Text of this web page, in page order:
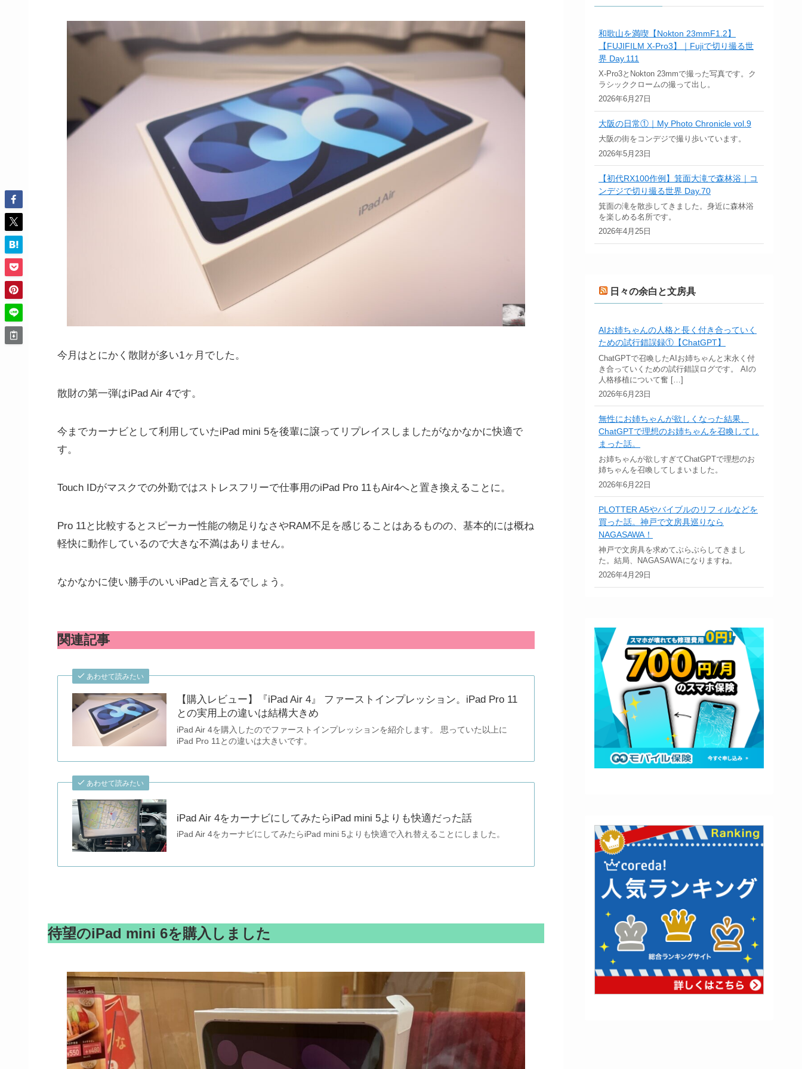
今月はとにかく散財が多い1ヶ月でした。
散財の第一弾はiPad Air 4です。
今までカーナビとして利用していたiPad mini 5を後輩に譲ってリプレイスしましたがなかなかに快適で
す。
Touch IDがマスクでの外勤ではストレスフリーで仕事用のiPad Pro 11もAir4へと置き換えることに。
Pro 11と比較するとスピーカー性能の物足りなさやRAM不足を感じることはあるものの、基本的には概ね
軽快に動作しているので大きな不満はありません。
なかなかに使い勝手のいいiPadと言えるでしょう。
関連記事
あわせて読みたい
【購入レビュー】『iPad Air 4』 ファーストインプレッション。iPad Pro 11
との実用上の違いは結構大きめ
iPad Air 4を購入したのでファーストインプレッションを紹介します。 思っていた以上に
iPad Pro 11との違いは大きいです。
あわせて読みたい
iPad Air 4をカーナビにしてみたらiPad mini 5よりも快適だった話
iPad Air 4をカーナビにしてみたらiPad mini 5よりも快適で入れ替えることにしました。
待望のiPad mini 6を購入しました
和歌山を満喫【Nokton 23mmF1.2】
【FUJIFILM X-Pro3】｜Fujiで切り撮る世
界 Day.111
2026年6月27日
X-Pro3とNokton 23mmで撮った写真です。ク
ラシッククロームの撮って出し。
大阪の日常①｜My Photo Chronicle vol.9
2026年5月23日
大阪の街をコンデジで撮り歩いています。
【初代RX100作例】箕面大滝で森林浴｜コ
ンデジで切り撮る世界 Day.70
2026年4月25日
箕面の滝を散歩してきました。身近に森林浴
を楽しめる名所です。
日々の余白と文房具
AIお姉ちゃんの人格と長く付き合っていく
ための試行錯誤録①【ChatGPT】
2026年6月23日
ChatGPTで召喚したAIお姉ちゃんと末永く付
き合っていくための試行錯誤ログです。 AIの
人格移植について奮 […]
無性にお姉ちゃんが欲しくなった結果、
ChatGPTで理想のお姉ちゃんを召喚してし
まった話。
2026年6月22日
お姉ちゃんが欲しすぎてChatGPTで理想のお
姉ちゃんを召喚してしまいました。
PLOTTER A5やバイブルのリフィルなどを
買った話。神戸で文房具巡りなら
NAGASAWA！
2026年4月29日
神戸で文房具を求めてぶらぶらしてきまし
た。結局、NAGASAWAになりますね。